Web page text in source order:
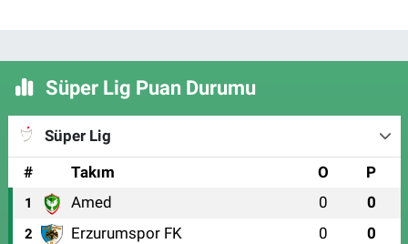
Süper Lig Puan Durumu
Süper Lig
#
Takım O P
1 Amed 0 0
2 Erzurumspor FK 0 0